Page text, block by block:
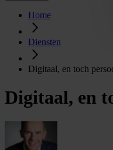
Home
Diensten
Digitaal, en toch
Digitaal, en